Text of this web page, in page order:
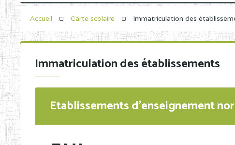
Accueil Carte scolaire Immatriculation des
Immatriculation des établissements
Etablissements d'enseignement